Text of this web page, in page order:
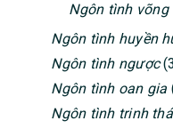
Ngôn tình võng
Ngôn tình huyền
Ngôn tình ngược
Ngôn tình oan gia
Ngôn tình trinh